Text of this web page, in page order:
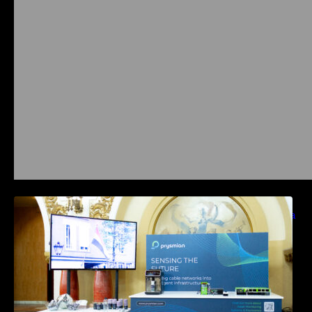
Prysmian aduce la COMM26 tehnologii de
sensing si Digital Energy pentru monitorizarea
in timp real a infrastrucrutilor critice